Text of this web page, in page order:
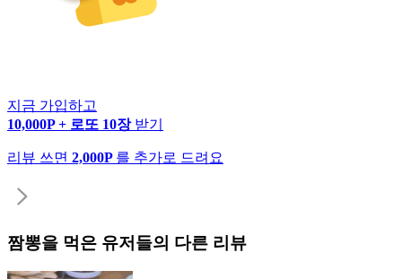
지금 가입하고
10,000P + 로또 10장 받기
리뷰 쓰면 2,000P 를 추가로 드려요
짬뽕을 먹은 유저들의 다른 리뷰